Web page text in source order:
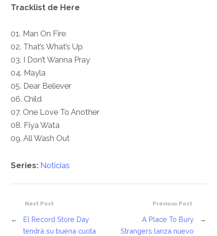
Tracklist de Here
01. Man On Fire
02. That’s What’s Up
03. I Don’t Wanna Pray
04. Mayla
05. Dear Believer
06. Child
07. One Love To Another
08. Fiya Wata
09. All Wash Out
Series: Noticias
Previous Post
A Place To Bury
Strangers lanza nuevo
→
Next Post
←
El Record Store Day
tendrá su buena cuota